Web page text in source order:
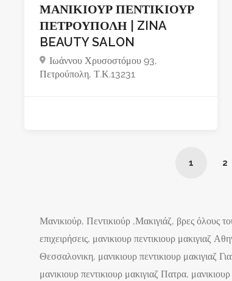
ΜΑΝΙΚΙΟΥΡ ΠΕΝΤΙΚΙΟΥΡ
ΠΕΤΡΟΥΠΟΛΗ | ZINA
BEAUTY SALON
Ιωάννου Χρυσοστόμου 93,
Πετρούπολη, Τ.Κ.13231
1 2
Μανικιούρ, Πεντικιούρ ,Μακιγιάζ, βρες όλους
επιχειρήσεις, μανικιουρ πεντικιουρ μακιγιαζ
Θεσσαλονικη, μανικιουρ πεντικιουρ μακιγιαζ
μανικιουρ πεντικιουρ μακιγιαζ Πατρα,